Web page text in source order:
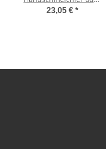
Taschenstein ca. 30
23,05 € *